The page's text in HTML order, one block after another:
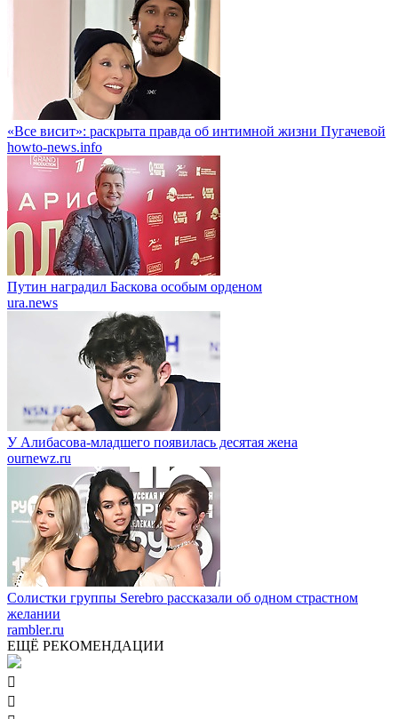
«Все висит»: раскрыта правда об интимной жизни Пугачевой
howto-news.info
Путин наградил Баскова особым орденом
ura.news
У Алибасова-младшего появилась десятая жена
ournewz.ru
Солистки группы Serebro рассказали об одном страстном
желании
rambler.ru
ЕЩЁ РЕКОМЕНДАЦИИ

